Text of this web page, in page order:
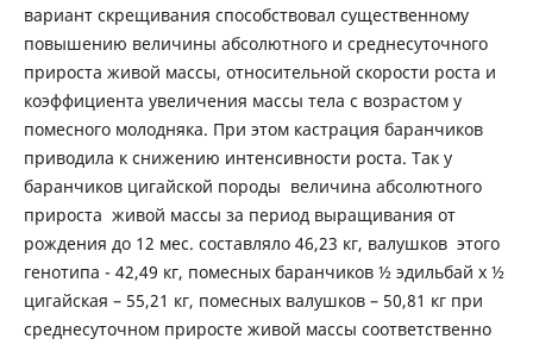
вариант скрещивания способствовал существенному
повышению величины абсолютного и среднесуточного
прироста живой массы, относительной скорости роста и
коэффициента увеличения массы тела с возрастом у
помесного молодняка. При этом кастрация баранчиков
приводила к снижению интенсивности роста. Так у
баранчиков цигайской породы величина абсолютного
прироста живой массы за период выращивания от
рождения до 12 мес. составляло 46,23 кг, валушков этого
генотипа - 42,49 кг, помесных баранчиков ½ эдильбай x ½
цигайская – 55,21 кг, помесных валушков – 50,81 кг при
среднесуточном приросте живой массы соответственно